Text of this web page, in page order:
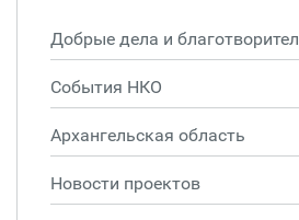
Добрые дела и
События НКО
Архангельская область
Новости проектов